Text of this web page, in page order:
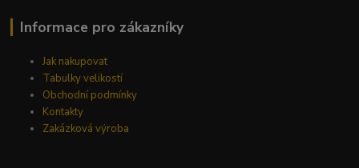
Informace pro zákazníky
Jak nakupovat
Tabulky velikostí
Obchodní podmínky
Kontakty
Zakázková výroba